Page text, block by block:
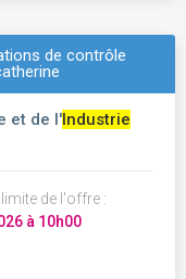
de contrôle
et de l'Industrie
limite de l'offre :
à 10h00